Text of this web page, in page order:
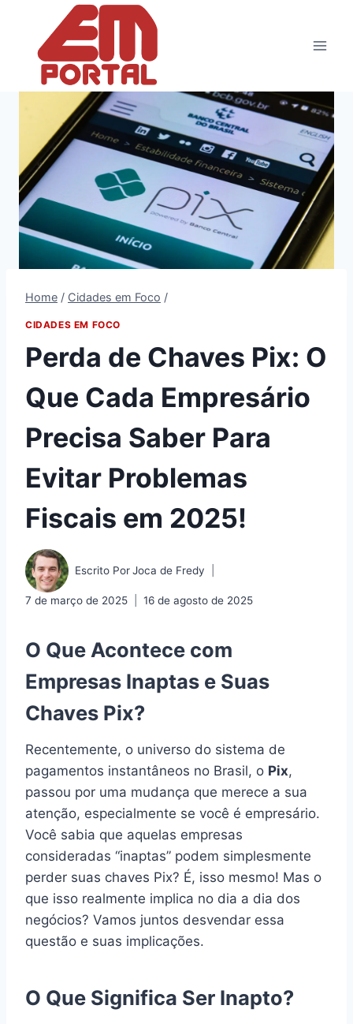
Conteúdo
Home / Cidades em Foco /
CIDADES EM FOCO
Perda de Chaves Pix: O
Que Cada Empresário
Precisa Saber Para
Evitar Problemas
Fiscais em 2025!
Escrito PorJoca de Fredy
7 de março de 2025 16 de agosto de 2025
O Que Acontece com
Empresas Inaptas e Suas
Chaves Pix?
Recentemente, o universo do sistema de
pagamentos instantâneos no Brasil, o Pix,
passou por uma mudança que merece a sua
atenção, especialmente se você é empresário.
Você sabia que aquelas empresas
consideradas “inaptas” podem simplesmente
perder suas chaves Pix? É, isso mesmo! Mas o
que isso realmente implica no dia a dia dos
negócios? Vamos juntos desvendar essa
questão e suas implicações.
O Que Significa Ser Inapto?